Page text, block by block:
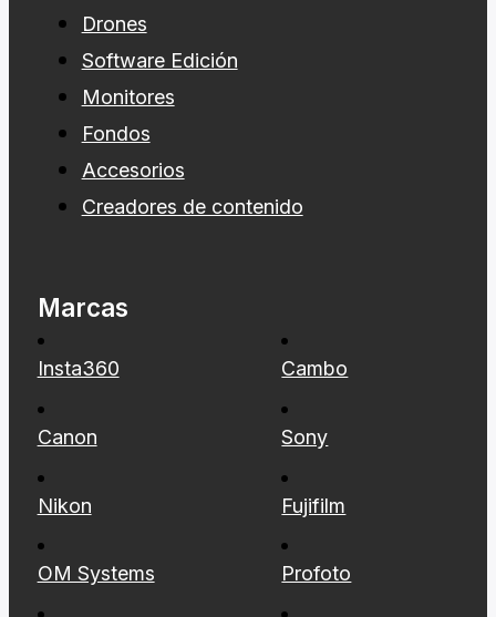
Drones
Software Edición
Monitores
Fondos
Accesorios
Creadores de contenido
Marcas
Insta360 Cambo
Canon Sony
Nikon Fujifilm
OM Systems Profoto